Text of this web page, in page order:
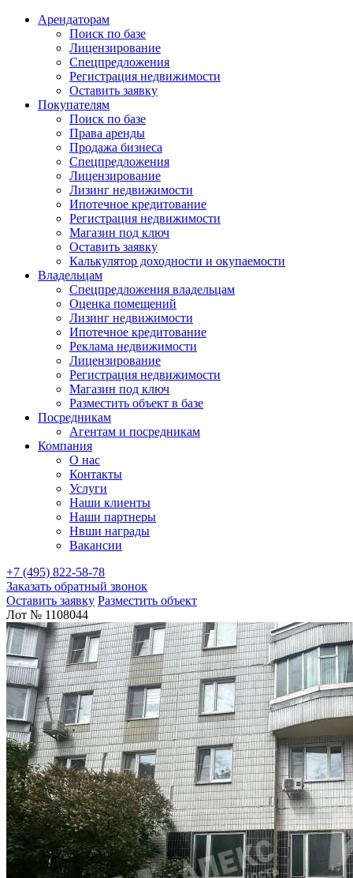
Арендаторам
Поиск по базе
Лицензирование
Спецпредложения
Регистрация недвижимости
Оставить заявку
Покупателям
Поиск по базе
Права аренды
Продажа бизнеса
Спецпредложения
Лицензирование
Лизинг недвижимости
Ипотечное кредитование
Регистрация недвижимости
Магазин под ключ
Оставить заявку
Калькулятор доходности и окупаемости
Владельцам
Спецпредложения владельцам
Оценка помещений
Лизинг недвижимости
Ипотечное кредитование
Реклама недвижимости
Лицензирование
Регистрация недвижимости
Магазин под ключ
Разместить объект в базе
Посредникам
Агентам и посредникам
Компания
О нас
Контакты
Услуги
Наши клиенты
Наши партнеры
Нвши награды
Вакансии
+7 (495) 822-58-78
Заказать обратный звонок
Оставить заявку Разместить объект
Лот № 1108044